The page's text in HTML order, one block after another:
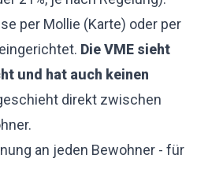
per Mollie (Karte) oder per
Die VME sieht
und hat auch keinen
direkt zwischen
an jeden Bewohner - für